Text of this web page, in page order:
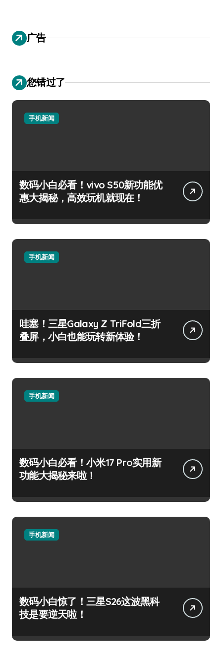
广告
您错过了
手机新闻
数码小白必看！vivo S50新功能优
惠大揭秘，高效玩机就现在！
手机新闻
哇塞！三星Galaxy Z TriFold三折
叠屏，小白也能玩转新体验！
手机新闻
数码小白必看！小米17 Pro实用新
功能大揭秘来啦！
手机新闻
数码小白惊了！三星S26这波黑科
技是要逆天啦！